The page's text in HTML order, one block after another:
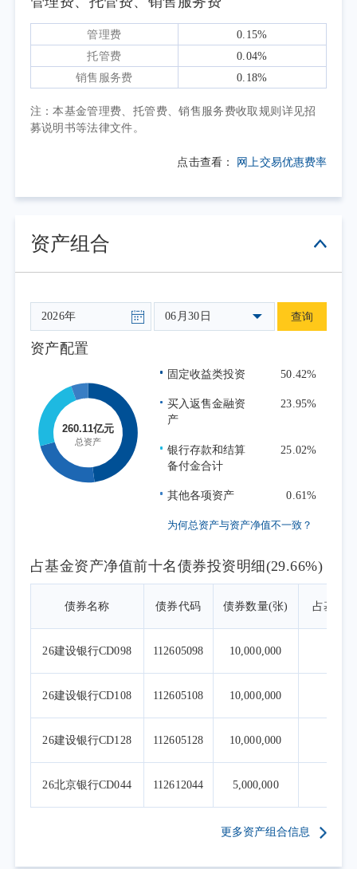
预期波动、宏观数据结构性偏弱等因素驱动，
呈震荡走强、利多共振走势，长短端收益率震
荡下行。其中，中短债在4-5月受资金宽松和短
端供需影响震荡下行，1年期AAA评级同业存单
收益率最低达1.43%；6月在流动性超预期收敛
以及资金面预期修正下有所修复，截至二季度
末，1年期AAA评级同业存单收益率收至
缓和叠加偏弱的基本面影响走强，10年期国债
交易盘止盈需求增加，10年期国债收益率小幅
上行至1.73%。整体来看，二季度收益率曲线延
操作方面，报告期内本基金以同业存单、
同业存款、短期逆回购为主要配置资产，积极
参与市场交易。根据市场环境和规模变化，组
合平衡风险和收益，调整资产品种配置、期限
布局和杠杆水平。总体来看，组合二季度在保
障投资者流动性需求的同时，创造了较为稳健
的投资收益。
管理费
0.15%
托管费
0.04%
销售服务费
0.18%
注：本基金管理费、托管费、销售服务费收取规则详见招
募说明书等法律文件。
点击查看： 网上交易优惠费率
资产组合
06月30日 查询
资产配置
固定收益类投资 50.42%
买入返售金融资
产
23.95%
银行存款和结算
备付金合计
25.02%
其他各项资产 0.61%
为何总资产与资产净值不一致？
占基金资产净值前十名债券投资明细(29.66%)
债券名称 债券代码 债券数量(张) 占基金
26建设银行CD098 112605098 10,000,000
26建设银行CD108 112605108 10,000,000
26建设银行CD128 112605128 10,000,000
26北京银行CD044 112612044 5,000,000
更多资产组合信息